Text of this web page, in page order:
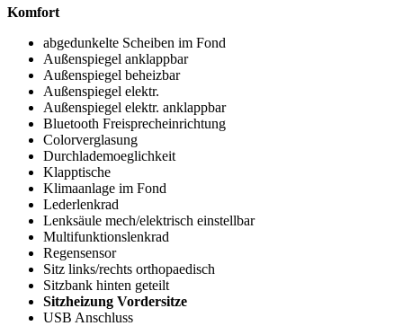
Komfort
abgedunkelte Scheiben im Fond
Außenspiegel anklappbar
Außenspiegel beheizbar
Außenspiegel elektr.
Außenspiegel elektr. anklappbar
Bluetooth Freisprecheinrichtung
Colorverglasung
Durchlademoeglichkeit
Klapptische
Klimaanlage im Fond
Lederlenkrad
Lenksäule mech/elektrisch einstellbar
Multifunktionslenkrad
Regensensor
Sitz links/rechts orthopaedisch
Sitzbank hinten geteilt
Sitzheizung Vordersitze
USB Anschluss